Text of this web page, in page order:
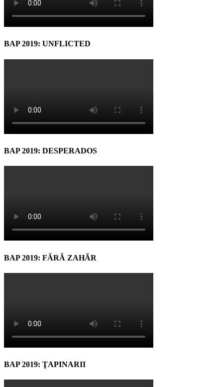
BAP 2019: UNFLICTED
BAP 2019: DESPERADOS
BAP 2019: FĂRĂ ZAHĂR
BAP 2019: ŢAPINARII